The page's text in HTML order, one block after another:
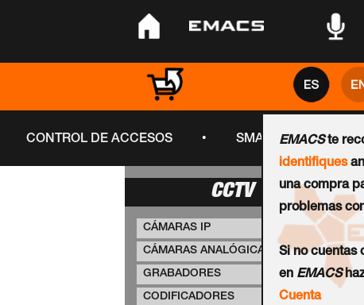
•
EMACSte
identifiques
una compra
problemas
Si no cuentas
en EMACS
Cuenta
CONTROL DE ACCESOS • SMART CITY •
CCTV
CÁMARAS IP
CÁMARAS ANALÓGICAS
GRABADORES
CODIFICADORES